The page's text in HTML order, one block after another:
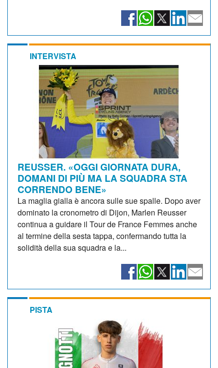
INTERVISTA
REUSSER. «OGGI GIORNATA DURA,
DOMANI DI PIÙ MA LA SQUADRA STA
CORRENDO BENE»
La maglia gialla è ancora sulle sue spalle. Dopo aver
dominato la cronometro di Dijon, Marlen Reusser
continua a guidare il Tour de France Femmes anche
al termine della sesta tappa, confermando tutta la
solidità della sua squadra e la...
PISTA